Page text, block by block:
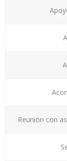
Reunión con